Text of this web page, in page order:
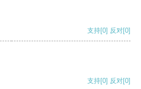
支持[0] 反对[0]
支持[0] 反对[0]